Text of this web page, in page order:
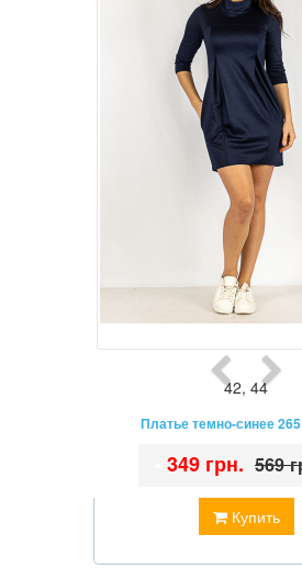
42, 44
Платье темно-синее
Купить
349 грн. 569